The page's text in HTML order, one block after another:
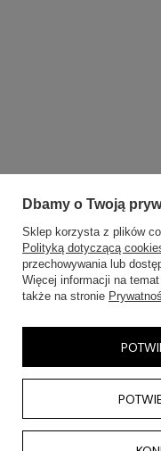
Dbamy o Twoją
Sklep korzysta z plików
Polityką dotyczącą
przechowywania lub
Więcej informacji na
także na stronie